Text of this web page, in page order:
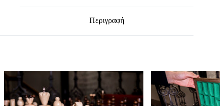
Περιγραφή